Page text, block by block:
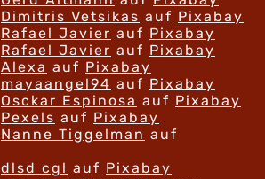
Dimitris Vetsikas auf Pixabay
Rafael Javier auf Pixabay
Rafael Javier auf Pixabay
Alexa auf Pixabay
mayaangel94 auf Pixabay
Osckar Espinosa auf Pixabay
Pexels auf Pixabay
Nanne Tiggelman auf
dlsd cgl auf Pixabay